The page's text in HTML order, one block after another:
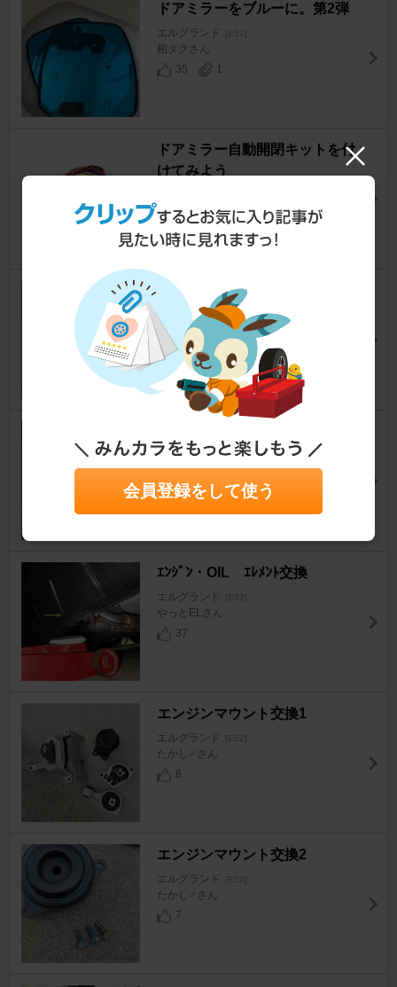
ドアミラーをブルーに。第2弾
エルグランド [E52]
柏タクさん
35
1
ドアミラー自動開閉キットを付
けてみよう
麦藁商会さん
20
0
ミラーにカバーを取り付け
エルグランド [E52]
まきはららさん
5
0
エルグランド [E52]
あすたなさん
28
2
ｴﾝｼﾞﾝ・OIL ｴﾚﾒﾝﾄ交換
エルグランド [E52]
やっとELさん
37
エンジンマウント交換1
エルグランド [E52]
たかし♂さん
8
エンジンマウント交換2
エルグランド [E52]
たかし♂さん
7
会員登録をして使う